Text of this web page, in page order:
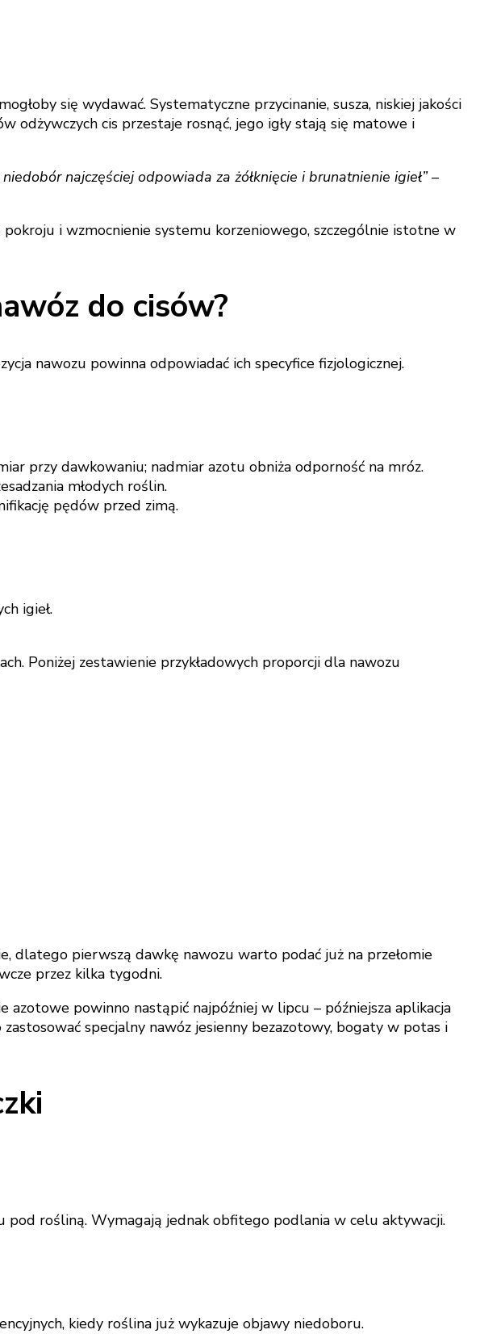
się wydawać. Systematyczne przycinanie, susza, niskiej jakości
odżywczych cis przestaje rosnąć, jego igły stają się matowe i
najczęściej odpowiada za żółknięcie i brunatnienie igieł” –
i wzmocnienie systemu korzeniowego, szczególnie istotne w
do cisów?
nawozu powinna odpowiadać ich specyfice fizjologicznej.
przy dawkowaniu; nadmiar azotu obniża odporność na mróz.
młodych roślin.
pędów przed zimą.
igieł.
Poniżej zestawienie przykładowych proporcji dla nawozu
dlatego pierwszą dawkę nawozu warto podać już na przełomie
przez kilka tygodni.
powinno nastąpić najpóźniej w lipcu – późniejsza aplikacja
specjalny nawóz jesienny bezazotowy, bogaty w potas i
pod rośliną. Wymagają jednak obfitego podlania w celu aktywacji.
kiedy roślina już wykazuje objawy niedoboru.